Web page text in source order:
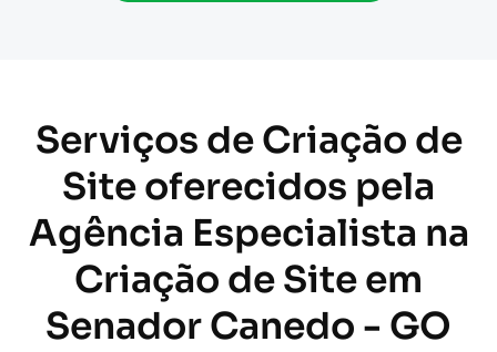
Serviços de Criação de
Site oferecidos pela
Agência Especialista na
Criação de Site em
Senador Canedo - GO